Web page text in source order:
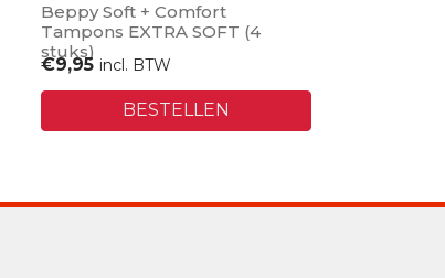
Beppy Soft + Comfort
Tampons EXTRA SOFT (4
stuks)
€9,95 incl. BTW
BESTELLEN